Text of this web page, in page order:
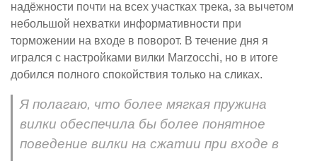
надёжности почти на всех участках трека, за вычетом
небольшой нехватки информативности при
торможении на входе в поворот. В течение дня я
игрался с настройками вилки Marzocchi, но в итоге
добился полного спокойствия только на сликах.
Я полагаю, что более мягкая пружина
вилки обеспечила бы более понятное
поведение вилки на сжатии при входе в